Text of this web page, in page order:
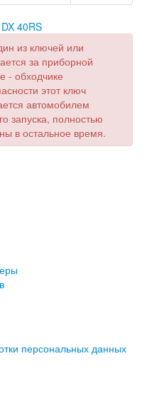
40RS
из ключей или
за приборной
- обходчике
этот ключ
автомобилем
запуска, полностью
в остальное время.
персональных данных